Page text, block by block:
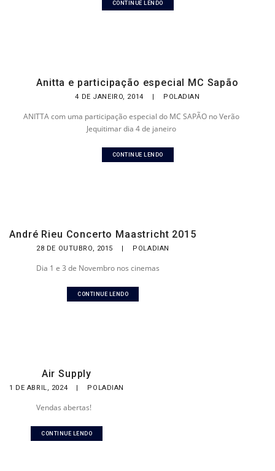
CONTINUE LENDO
Anitta e participação especial MC Sapão
4 DE JANEIRO, 2014 | POLADIAN
ANITTA com uma participação especial do MC SAPÃO no Verão
Jequitimar dia 4 de janeiro
CONTINUE LENDO
André Rieu Concerto Maastricht 2015
28 DE OUTUBRO, 2015 | POLADIAN
Dia 1 e 3 de Novembro nos cinemas
CONTINUE LENDO
Air Supply
1 DE ABRIL, 2024 | POLADIAN
Vendas abertas!
CONTINUE LENDO